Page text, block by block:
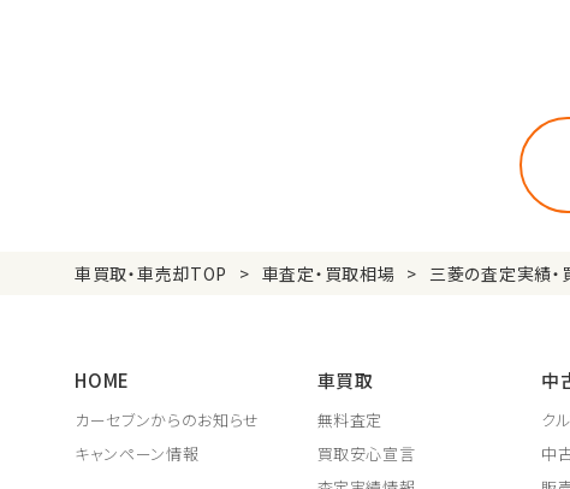
車買取・車売却TOP 車査定・買取相場 三菱の査定実績・
HOME
カーセブンからのお知らせ
キャンペーン情報
車買取
無料査定
買取安心宣言
中
ク
中